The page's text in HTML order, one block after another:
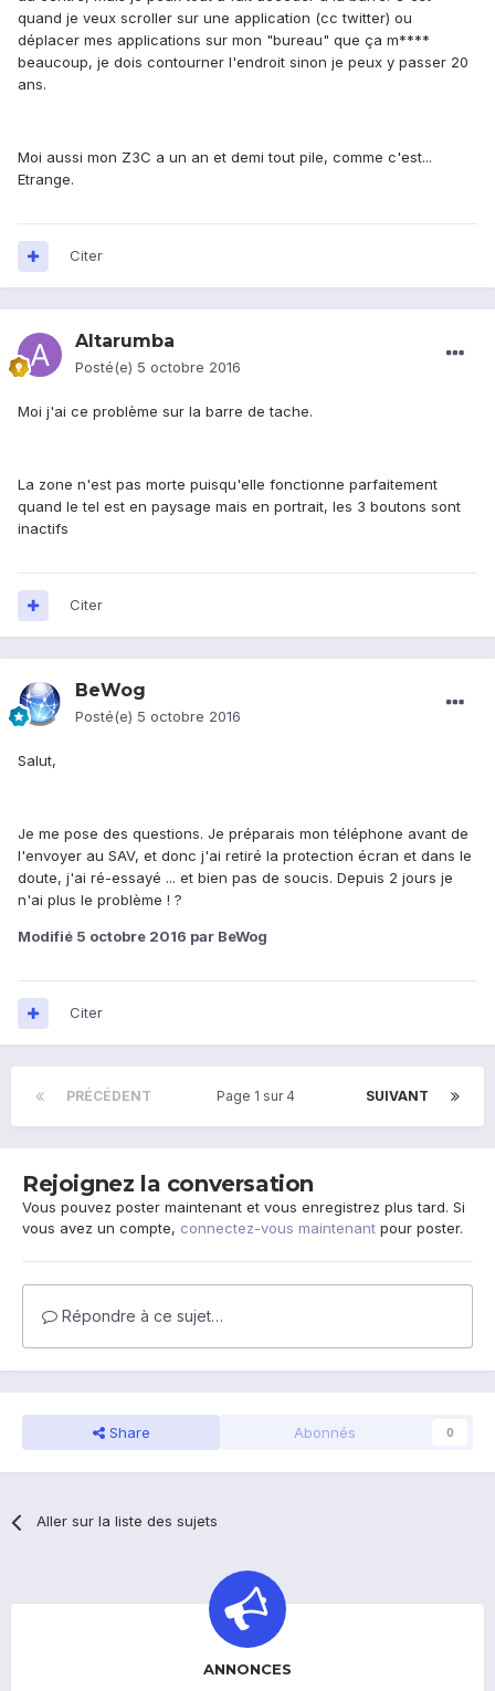
quand je veux scroller sur une application (cc twitter) ou
déplacer mes applications sur mon "bureau" que ça m****
beaucoup, je dois contourner l'endroit sinon je peux y passer 20
ans.
Moi aussi mon Z3C a un an et demi tout pile, comme c'est...
Etrange.
Citer
Altarumba
Posté(e) 5 octobre 2016
Moi j'ai ce problème sur la barre de tache.
La zone n'est pas morte puisqu'elle fonctionne parfaitement
quand le tel est en paysage mais en portrait, les 3 boutons sont
inactifs
Citer
BeWog
Posté(e) 5 octobre 2016
Salut,
Je me pose des questions. Je préparais mon téléphone avant de
l'envoyer au SAV, et donc j'ai retiré la protection écran et dans le
doute, j'ai ré-essayé ... et bien pas de soucis. Depuis 2 jours je
n'ai plus le problème ! ?
Modifié 5 octobre 2016 par BeWog
Citer
PRÉCÉDENT SUIVANT
Page 1 sur 4
Rejoignez la conversation
Vous pouvez poster maintenant et vous enregistrez plus tard. Si
vous avez un compte, connectez-vous maintenant pour poster.
Répondre à ce sujet…
Share Abonnés 0
Aller sur la liste des sujets
ANNONCES